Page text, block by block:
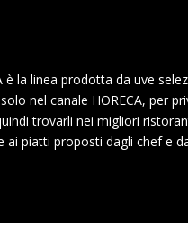
è la linea prodotta da uve
nel canale HORECA, per
trovarli nei migliori
ai piatti proposti dagli chef e